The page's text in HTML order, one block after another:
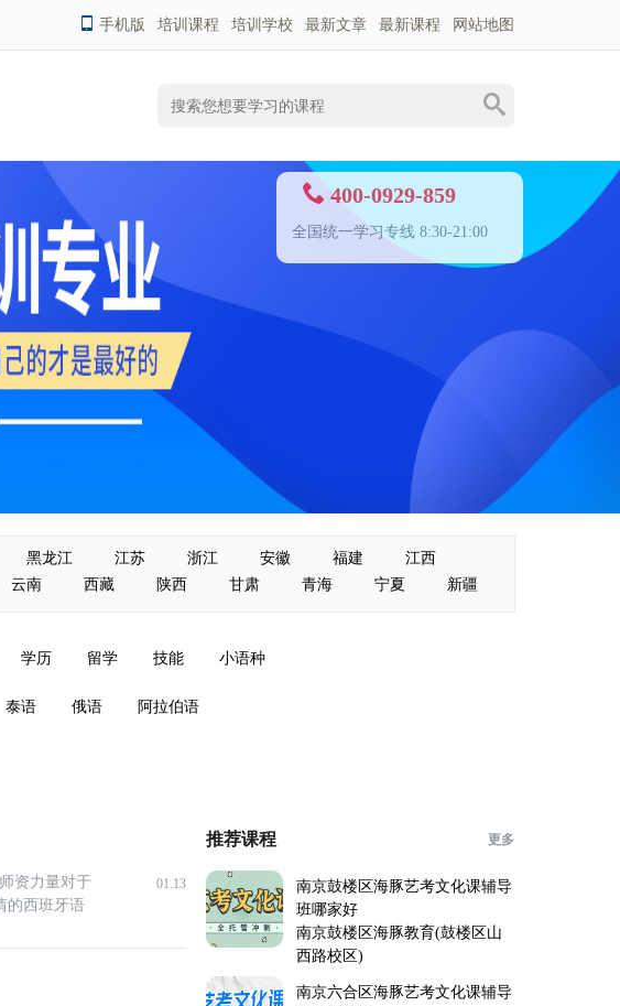
手机版 培训课程 培训学校 最新文章 最新课程 网站地图
400-0929-859
全国统一学习专线 8:30-21:00
黑龙江 江苏 浙江 安徽 福建
江西
云南 西藏 陕西 甘肃 青海 宁夏 新疆
学历 留学 技能 小语种
泰语 俄语 阿拉伯语
资力量对于
的西班牙语
01.13
推荐课程 更多
南京鼓楼区海豚艺考文化课辅导
班哪家好
南京鼓楼区海豚教育(鼓楼区山
西路校区)
南京六合区海豚艺考文化课辅导